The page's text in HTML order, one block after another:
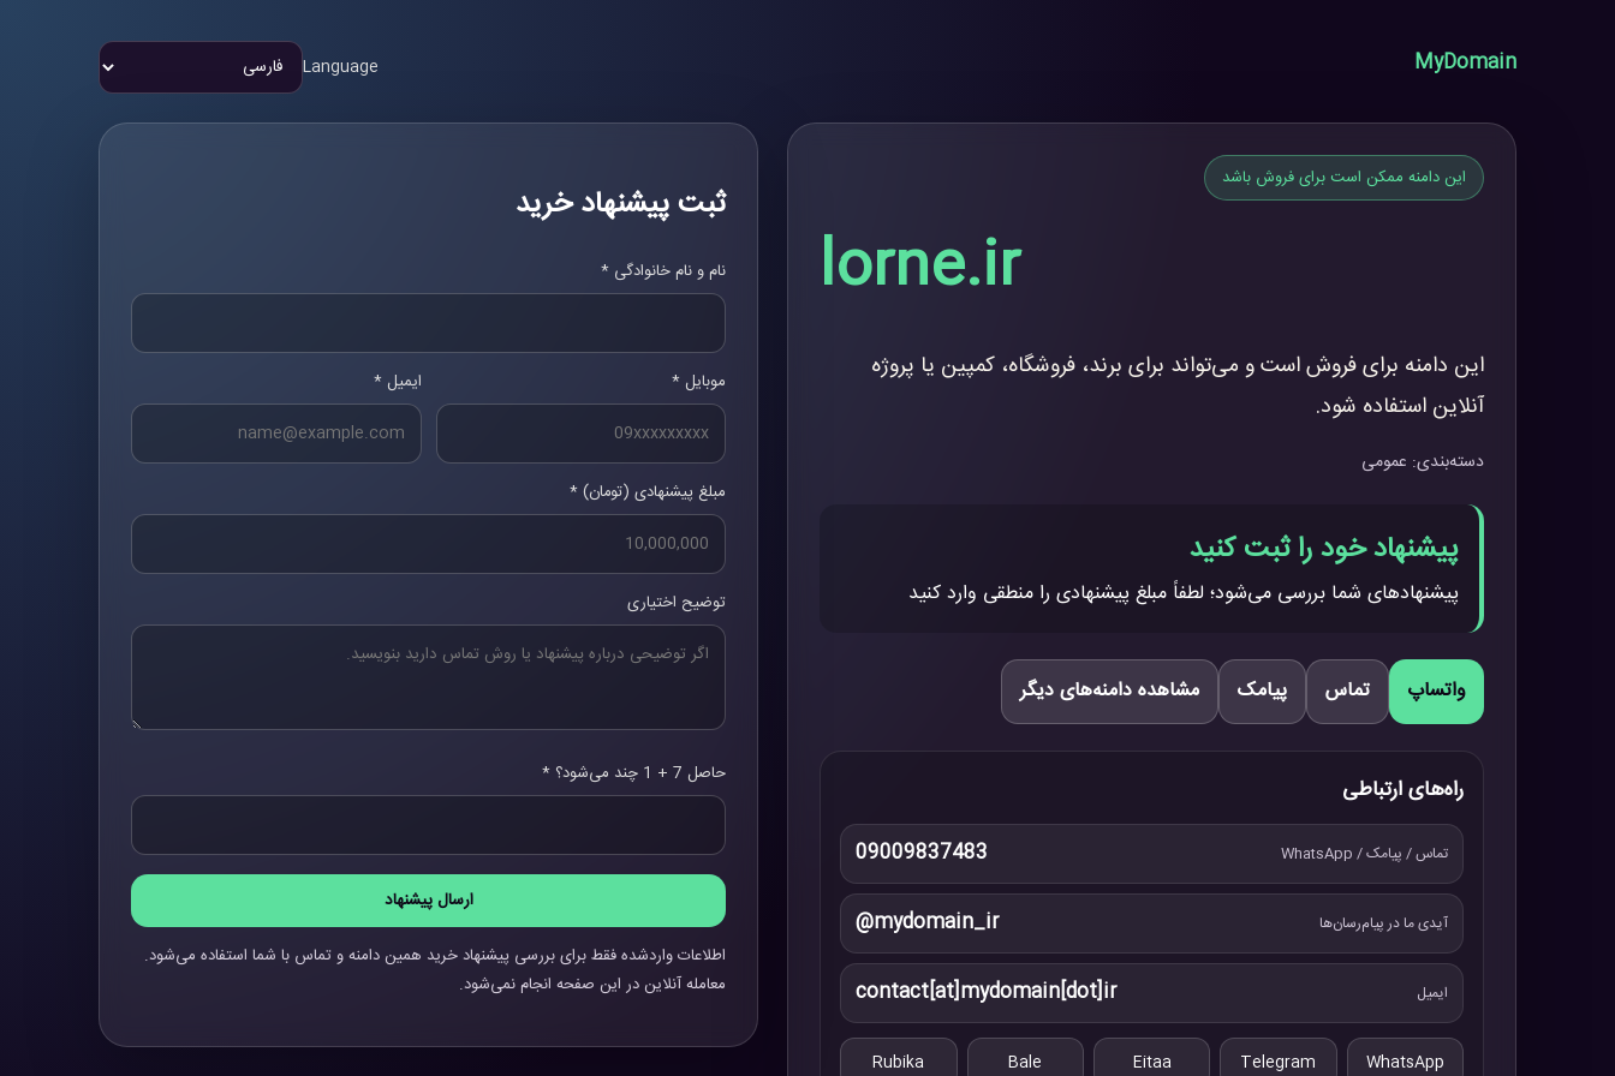
MyDomain
Language
این دامنه ممکن است برای فروش باشد
lorne.ir
این دامنه برای فروش است و می‌تواند برای برند، فروشگاه، کمپین یا پروژه
آنلاین استفاده شود.
دسته‌بندی: عمومی
پیشنهاد خود را ثبت کنید
پیشنهادهای شما بررسی می‌شود؛ لطفاً مبلغ پیشنهادی را منطقی وارد کنید
واتساپ تماس پیامک مشاهده دامنه‌های دیگر
راه‌های ارتباطی
تماس / پیامک / WhatsApp 09009837483
آیدی ما در پیام‌رسان‌ها @mydomain_ir
ایمیل contact[at]mydomain[dot]ir
WhatsApp
Telegram
Eitaa
Bale
Rubika
ثبت پیشنهاد خرید
نام و نام خانوادگی *
موبایل * ایمیل *
مبلغ پیشنهادی (تومان) *
توضیح اختیاری
حاصل 7 + 1 چند می‌شود؟ *
ارسال پیشنهاد
اطلاعات واردشده فقط برای بررسی پیشنهاد خرید همین دامنه و تماس با شما استفاده می‌شود.
معامله آنلاین در این صفحه انجام نمی‌شود.